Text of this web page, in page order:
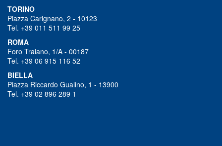
TORINO
Piazza Carignano, 2 - 10123
Tel. +39 011 511 99 25
ROMA
Foro Traiano, 1/A - 00187
Tel. +39 06 915 116 52
BIELLA
Piazza Riccardo Gualino, 1 - 13900
Tel. +39 02 896 289 1